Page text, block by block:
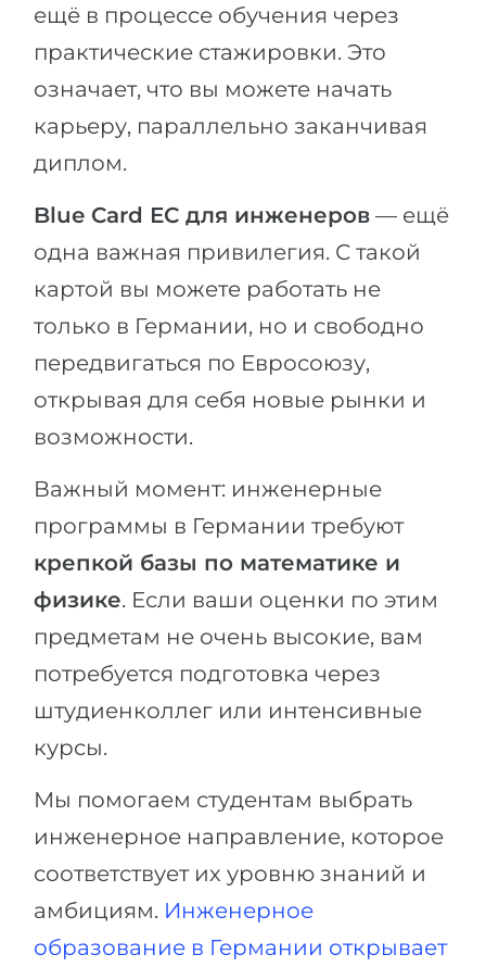
ещё в процессе обучения через
практические стажировки. Это
означает, что вы можете начать
карьеру, параллельно заканчивая
диплом.
Blue Card ЕС для инженеров — ещё
одна важная привилегия. С такой
картой вы можете работать не
только в Германии, но и свободно
передвигаться по Евросоюзу,
открывая для себя новые рынки и
возможности.
Важный момент: инженерные
программы в Германии требуют
крепкой базы по математике и
физике. Если ваши оценки по этим
предметам не очень высокие, вам
потребуется подготовка через
штудиенколлег или интенсивные
курсы.
Мы помогаем студентам выбрать
инженерное направление, которое
соответствует их уровню знаний и
амбициям. Инженерное
образование в Германии открывает